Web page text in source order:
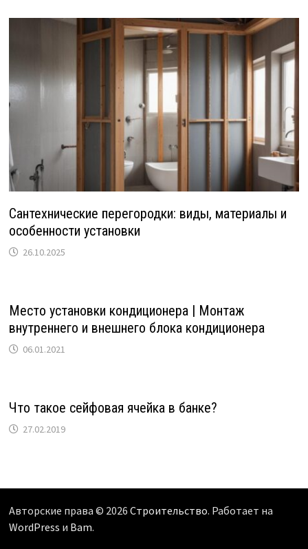
Сантехнические перегородки: виды, материалы и
особенности установки
26.10.2025
Место установки кондиционера | Монтаж
внутреннего и внешнего блока кондиционера
06.01.2021
Что такое сейфовая ячейка в банке?
27.02.2019
Авторские права © 2026 Строительство. Работает на
WordPress и Bam.